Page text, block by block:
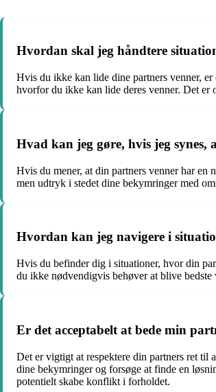
Hvordan skal jeg håndtere
Hvis du ikke kan lide dine partners venner,
hvorfor du ikke kan lide deres venner. Det er
Hvad kan jeg gøre, hvis jeg
Hvis du mener, at din partners venner har
men udtryk i stedet dine bekymringer med
Hvordan kan jeg navigere i
Hvis du befinder dig i situationer, hvor din
du ikke nødvendigvis behøver at blive
Er det acceptabelt at bede min
Det er vigtigt at respektere din partners ret til
dine bekymringer og forsøge at finde en
potentielt skabe konflikt i forholdet.